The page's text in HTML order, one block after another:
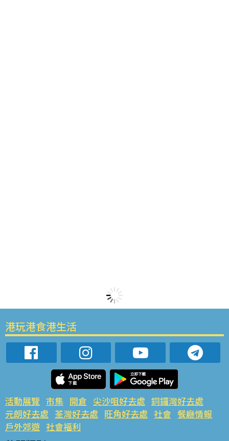
港玩港食港生活
活動展覽 市集 開倉 尖沙咀好去處 銅鑼灣好去處
元朗好去處 荃灣好去處 旺角好去處 社會 餐廳情報
戶外郊遊 社會福利